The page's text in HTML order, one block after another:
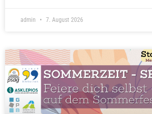
admin 7. August 2026